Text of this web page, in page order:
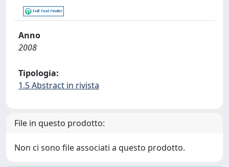
Anno
2008
Tipologia:
1.5 Abstract in rivista
File in questo prodotto:
Non ci sono file associati a questo prodotto.